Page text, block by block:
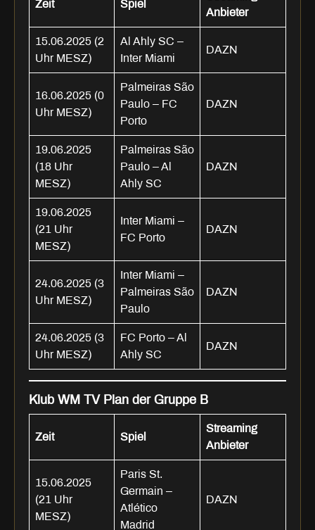
Zeit Spiel
Anbieter
15.06.2025 (2
Uhr MESZ)
Al Ahly SC –
Inter Miami
DAZN
16.06.2025 (0
Uhr MESZ)
Palmeiras São
Paulo – FC
Porto
DAZN
19.06.2025
(18 Uhr
MESZ)
Palmeiras São
Paulo – Al
Ahly SC
DAZN
19.06.2025
(21 Uhr
MESZ)
Inter Miami –
FC Porto
DAZN
24.06.2025 (3
Uhr MESZ)
Inter Miami –
Palmeiras São
Paulo
DAZN
24.06.2025 (3
Uhr MESZ)
FC Porto – Al
Ahly SC
DAZN
Klub WM TV Plan der Gruppe B
Zeit Spiel
Streaming
Anbieter
15.06.2025
(21 Uhr
MESZ)
Paris St.
Germain –
Atlético
Madrid
DAZN